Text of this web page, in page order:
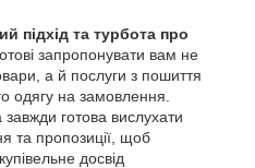
підхід та турбота про
запропонувати вам не
а й послуги з пошиття
одягу на замовлення.
готова вислухати
та пропозиції, щоб
досвід